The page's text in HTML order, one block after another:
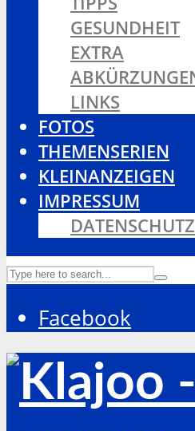
GESUNDHEIT
EXTRA
LINKS
FOTOS
THEMENSERIEN
KLEINANZEIGEN
IMPRESSUM
Facebook